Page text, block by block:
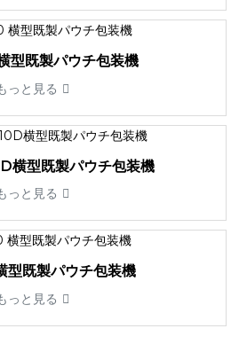
型既製パウチ包装機
っと見る
横型既製パウチ包装機
っと見る
型既製パウチ包装機
っと見る